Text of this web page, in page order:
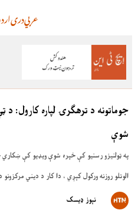
دریعربي
جوماتونه د ترهګرۍ لپاره کارول: د
شوې
په ټولنیزو رسنیو کې خپره شوې ویډیو کې
الوتلو روزنه ورکول کېږي ، دا کار د دیني
نېوز ډیسک